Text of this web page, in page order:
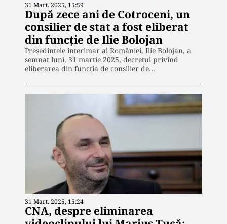
31 Mart. 2025, 15:59
După zece ani de Cotroceni, un
consilier de stat a fost eliberat
din funcție de Ilie Bolojan
Președintele interimar al României, Ilie Bolojan, a
semnat luni, 31 martie 2025, decretul privind
eliberarea din funcția de consilier de…
31 Mart. 2025, 15:24
CNA, despre eliminarea